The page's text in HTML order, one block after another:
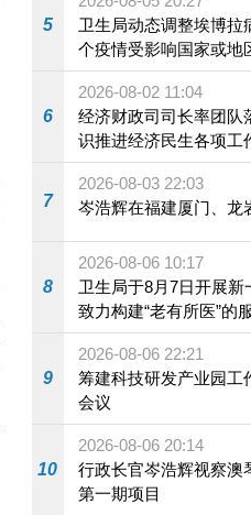
5
卫生局动态调整埃博拉
个疫情受影响国家或地
施
6
2026-08-02 11:04
经济财政司司长率团队
识推进经济民生各项工
7
2026-08-03 22:03
岑浩辉在福建厦门、龙
8
2026-08-06 10:17
卫生局于8月7日开展新
致力构建“老有所医”的
9
2026-08-06 22:21
筹建科技研发产业园工
会议
10
2026-08-06 20:14
行政长官岑浩辉视察澳
第一期项目